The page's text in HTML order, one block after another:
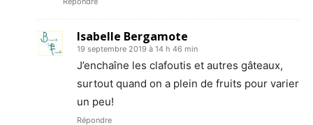
Isabelle Bergamote
19 septembre 2019 à 14 h 46 min
J’enchaîne les clafoutis et autres gâteaux,
surtout quand on a plein de fruits pour varier
un peu!
Répondre